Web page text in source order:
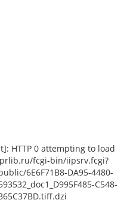
HTTP 0 attempting to load
fcgi-bin/iipsrv.fcgi?
6E6F71B8-DA95-4480-
C548-